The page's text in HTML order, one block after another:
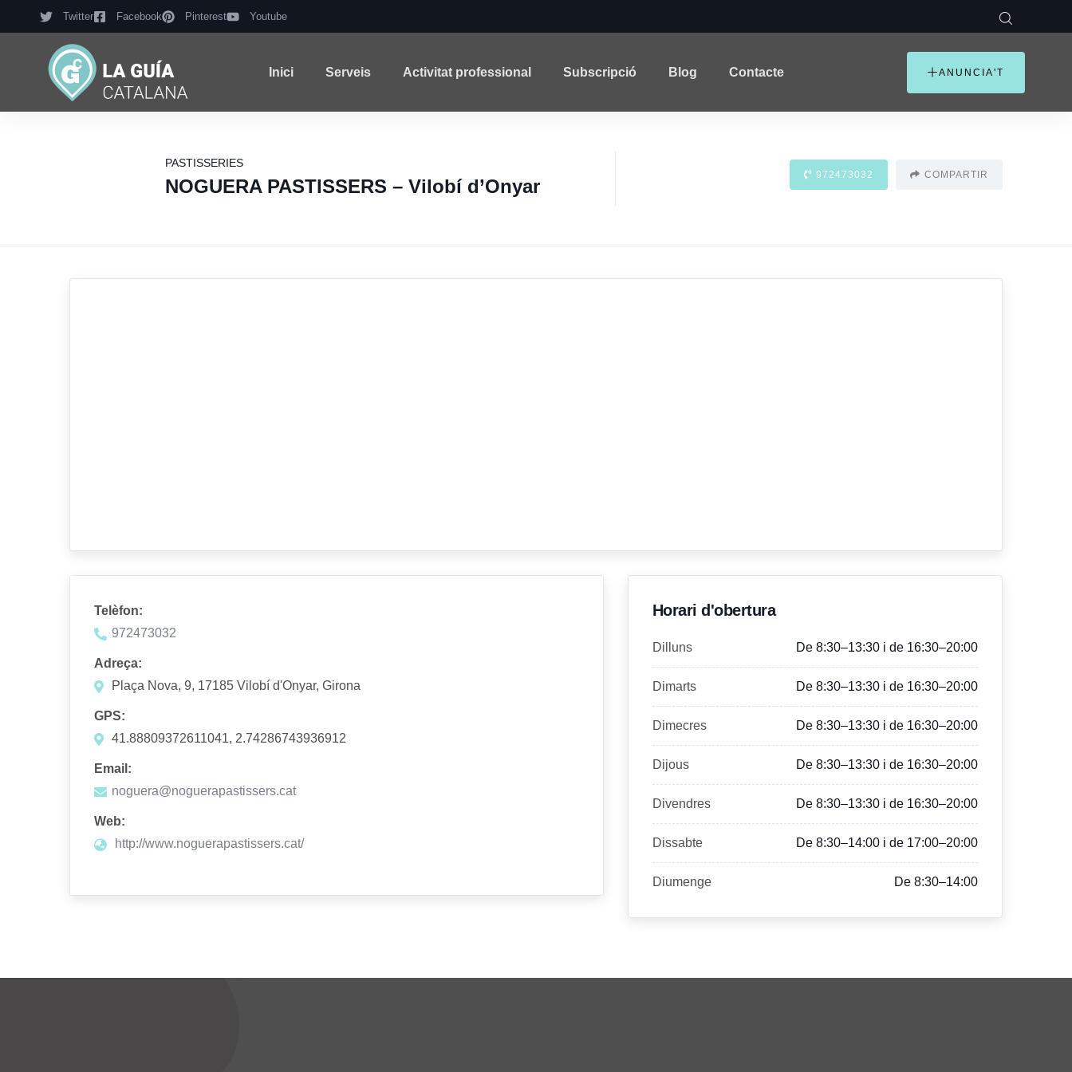
Twitter Facebook Pinterest Youtube
Inici Serveis Activitat professional Subscripció Blog Contacte ANUNCIA'T
PASTISSERIES
NOGUERA PASTISSERS – Vilobí d’Onyar
972473032 COMPARTIR
Telèfon:
972473032
Adreça:
Plaça Nova, 9, 17185 Vilobí d'Onyar, Girona
GPS:
41.88809372611041, 2.74286743936912
Email:
noguera@noguerapastissers.cat
Web:
http://www.noguerapastissers.cat/
Horari d'obertura
Dilluns De 8:30–13:30 i de 16:30–20:00
Dimarts De 8:30–13:30 i de 16:30–20:00
Dimecres De 8:30–13:30 i de 16:30–20:00
Dijous De 8:30–13:30 i de 16:30–20:00
Divendres De 8:30–13:30 i de 16:30–20:00
Dissabte De 8:30–14:00 i de 17:00–20:00
Diumenge De 8:30–14:00